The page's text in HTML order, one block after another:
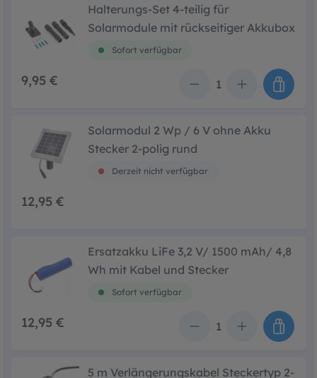
Halterungs-Set 4-teilig für
Solarmodule mit rückseitiger Akkubox
Sofort verfügbar
9,95 €
Solarmodul 2 Wp / 6 V ohne Akku
Stecker 2-polig rund
Derzeit nicht verfügbar
12,95 €
Ersatzakku LiFe 3,2 V/ 1500 mAh/ 4,8
Wh mit Kabel und Stecker
Sofort verfügbar
12,95 €
5 m Verlängerungskabel Steckertyp 2-